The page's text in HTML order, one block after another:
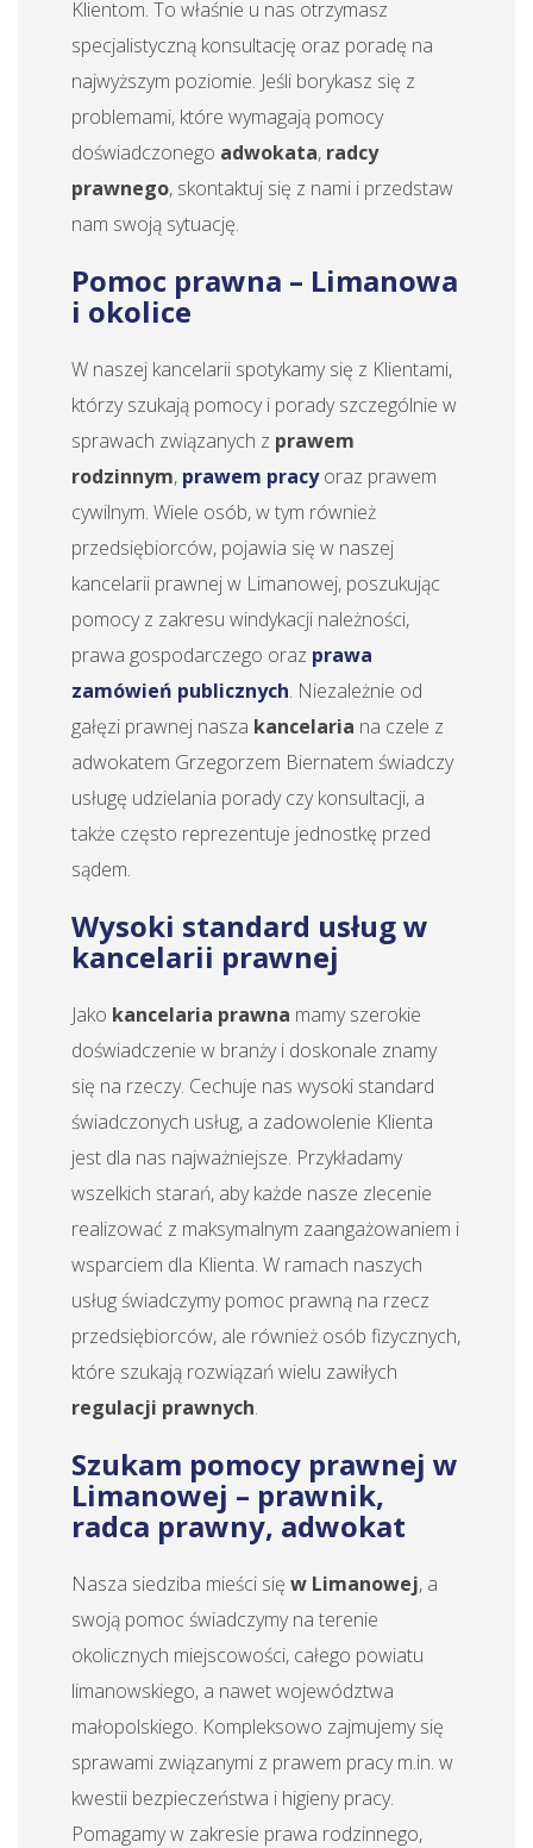
Klientom. To właśnie u nas otrzymasz
specjalistyczną konsultację oraz poradę na
najwyższym poziomie. Jeśli borykasz się z
problemami, które wymagają pomocy
doświadczonego adwokata, radcy
prawnego, skontaktuj się z nami i przedstaw
nam swoją sytuację.
Pomoc prawna – Limanowa
i okolice
W naszej kancelarii spotykamy się z Klientami,
którzy szukają pomocy i porady szczególnie w
sprawach związanych z prawem
rodzinnym, prawem pracyoraz prawem
cywilnym. Wiele osób, w tym również
przedsiębiorców, pojawia się w naszej
kancelarii prawnej w Limanowej, poszukując
pomocy z zakresu windykacji należności,
prawa gospodarczego oraz prawa
zamówień publicznych. Niezależnie od
gałęzi prawnej nasza kancelaria na czele z
adwokatem Grzegorzem Biernatem świadczy
usługę udzielania porady czy konsultacji, a
także często reprezentuje jednostkę przed
sądem.
Wysoki standard usług w
kancelarii prawnej
Jako kancelaria prawna mamy szerokie
doświadczenie w branży i doskonale znamy
się na rzeczy. Cechuje nas wysoki standard
świadczonych usług, a zadowolenie Klienta
jest dla nas najważniejsze. Przykładamy
wszelkich starań, aby każde nasze zlecenie
realizować z maksymalnym zaangażowaniem i
wsparciem dla Klienta. W ramach naszych
usług świadczymy pomoc prawną na rzecz
przedsiębiorców, ale również osób fizycznych,
które szukają rozwiązań wielu zawiłych
regulacji prawnych.
Szukam pomocy prawnej w
Limanowej – prawnik,
radca prawny, adwokat
Nasza siedziba mieści się w Limanowej, a
swoją pomoc świadczymy na terenie
okolicznych miejscowości, całego powiatu
limanowskiego, a nawet województwa
małopolskiego. Kompleksowo zajmujemy się
sprawami związanymi z prawem pracy m.in. w
kwestii bezpieczeństwa i higieny pracy.
Pomagamy w zakresie prawa rodzinnego,